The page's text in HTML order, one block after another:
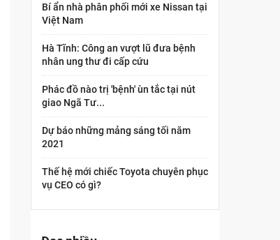
Bí ẩn nhà phân phối mới xe Nissan tại
Việt Nam
Hà Tĩnh: Công an vượt lũ đưa bệnh
nhân ung thư đi cấp cứu
Phác đồ nào trị 'bệnh' ùn tắc tại nút
giao Ngã Tư...
Dự báo những mảng sáng tối năm
2021
Thế hệ mới chiếc Toyota chuyên phục
vụ CEO có gì?